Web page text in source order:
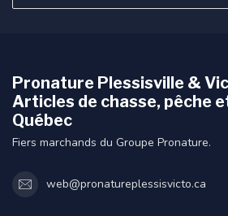
Pronature Plessisville &
Articles de chasse, pêche
Québec
Fiers marchands du Groupe Pronature.
web@pronatureplessisvicto.ca